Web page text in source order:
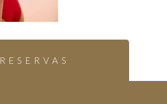
RESERVAS